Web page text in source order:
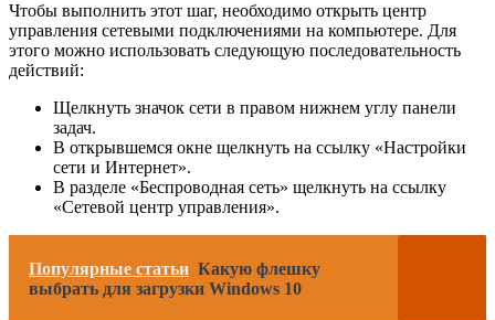
Чтобы выполнить этот шаг, необходимо открыть центр
управления сетевыми подключениями на компьютере. Для
этого можно использовать следующую последовательность
действий:
Щелкнуть значок сети в правом нижнем углу панели
задач.
В открывшемся окне щелкнуть на ссылку «Настройки
сети и Интернет».
В разделе «Беспроводная сеть» щелкнуть на ссылку
«Сетевой центр управления».
Популярные статьи Какую флешку
выбрать для загрузки Windows 10